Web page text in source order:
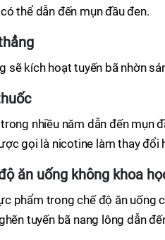
thể dẫn đến mụn đầu đen.
sẽ kích hoạt tuyến bã nhờn
nhiều năm dẫn đến mụn
gọi là nicotine làm thay đổi
ăn uống không khoa
phẩm trong chế độ ăn uống
tuyến bã nang lông dẫn